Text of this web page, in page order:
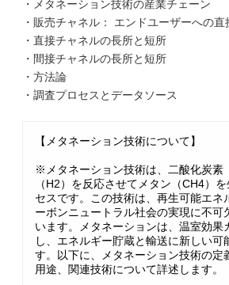
・メタネーション技術の産業チェーン
・販売チャネル： エンドユーザーへの
・直接チャネルの長所と短所
・間接チャネルの長所と短所
・方法論
・調査プロセスとデータソース
【メタネーション技術について】
※メタネーション技術は、二酸化炭素
（H2）を反応させてメタン（CH4）
セスです。この技術は、再生可能エネ
ーボンニュートラル社会の実現に不可
います。メタネーションは、温室効果
し、エネルギー貯蔵と輸送に新しい可
す。以下に、メタネーション技術の定
用途、関連技術について詳述します。